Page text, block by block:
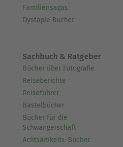
Familiensagas
Dystopie Bücher
Sachbuch & Ratgeber
Bücher über Fotografie
Reiseberichte
Reiseführer
Bastelbücher
Bücher für die
Schwangerschaft
Achtsamkeits-Bücher